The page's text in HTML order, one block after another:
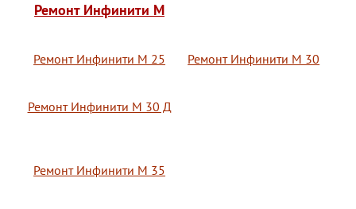
Ремонт Инфинити M
Ремонт Инфинити М 25 Ремонт Инфинити М 30
Ремонт Инфинити М 30 Д
Ремонт Инфинити М 35